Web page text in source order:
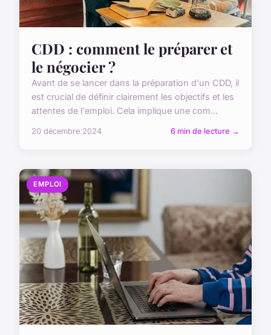
CDD : comment le préparer et
le négocier ?
Avant de se lancer dans la préparation d'un CDD, il
est crucial de définir clairement les objectifs et les
attentes de l'emploi. Cela implique une com...
20 décembre 2024 6 min de lecture →
EMPLOI